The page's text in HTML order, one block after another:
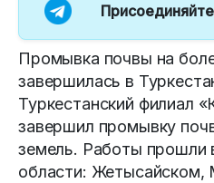
Промывка почвы на
завершилась в
Туркестанский филиал
завершил промывку
земель. Работы прошли
области: Жетысайском,